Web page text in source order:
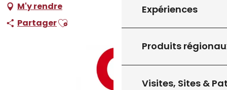
Expériences
Produits
Visites, Sites &
M'y rendre
PartagerAjouter aux favoris